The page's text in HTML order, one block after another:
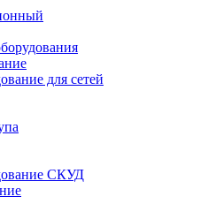
для сетей
СКУД